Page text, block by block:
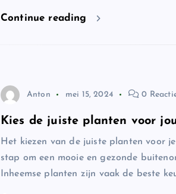
Continue reading
Anton mei 15, 2024 0
Kies de juiste planten voor
Het kiezen van de juiste planten voor
stap om een mooie en gezonde
Inheemse planten zijn vaak de beste